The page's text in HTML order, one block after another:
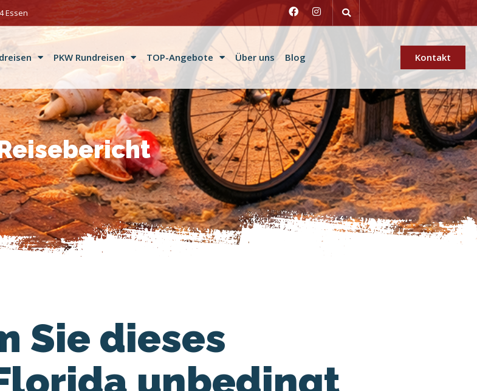
Essen
PKW Rundreisen TOP-Angebote Über uns Blog Kontakt
Sie dieses
unbedingt